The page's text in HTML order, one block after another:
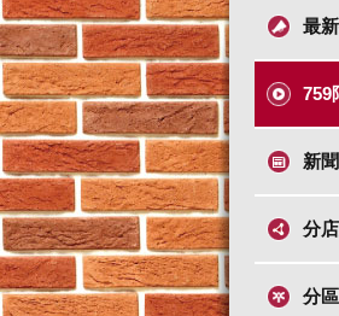
最
759
新
分
分